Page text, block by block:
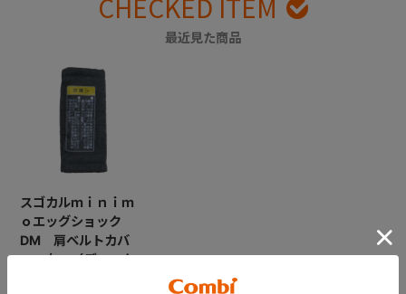
最近見た商品
スゴカルｍｉｎｉｍ
ｏエッグショック
DM 肩ベルトカバ
ー 右 （デュック